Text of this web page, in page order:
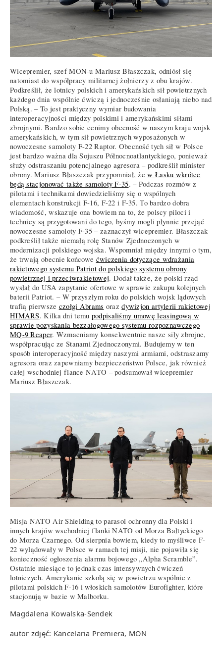
Wicepremier, szef MON-u Mariusz Błaszczak, odniósł się
natomiast do współpracy militarnej żołnierzy z obu krajów.
Podkreślił, że lotnicy polskich i amerykańskich sił powietrznych
każdego dnia wspólnie ćwiczą i jednocześnie osłaniają niebo nad
Polską. – To jest praktyczny wymiar budowania
interoperacyjności między polskimi i amerykańskimi siłami
zbrojnymi. Bardzo sobie cenimy obecność w naszym kraju wojsk
amerykańskich, w tym sił powietrznych wyposażonych w
nowoczesne samoloty F-22 Raptor. Obecność tych sił w Polsce
jest bardzo ważna dla Sojuszu Północnoatlantyckiego, ponieważ
służy odstraszaniu potencjalnego agresora – podkreślił minister
obrony. Mariusz Błaszczak przypomniał, żew Łasku wkrótce
będą stacjonować także samoloty F-35. – Podczas rozmów z
pilotami i technikami dowiedzieliśmy się o wspólnych
elementach konstrukcji F-16, F-22 i F-35. To bardzo dobra
wiadomość, wskazuje ona bowiem na to, że polscy piloci i
technicy są przygotowani do tego, byśmy mogli płynnie przejąć
nowoczesne samoloty F-35 – zaznaczył wicepremier. Błaszczak
podkreślił także niemałą rolę Stanów Zjednoczonych w
modernizacji polskiego wojska. Wspomniał między innymi o tym,
że trwają obecnie końcowe ćwiczenia dotyczące wdrażania
rakietowego systemu Patriot do polskiego systemu obrony
powietrznej i przeciwrakietowej. Dodał także, że polski rząd
wysłał do USA zapytanie ofertowe w sprawie zakupu kolejnych
baterii Patriot. – W przyszłym roku do polskich wojsk lądowych
trafią pierwsze czołgi Abrams orazdywizjon artylerii rakietowej
HIMARS. Kilka dni temu podpisaliśmy umowę leasingową w
sprawie pozyskania bezzałogowego systemu rozpoznawczego
MQ-9 Reaper. Wzmacniamy konsekwentnie nasze siły zbrojne,
współpracując ze Stanami Zjednoczonymi. Budujemy w ten
sposób interoperacyjność między naszymi armiami, odstraszamy
agresora oraz zapewniamy bezpieczeństwo Polsce, jak również
całej wschodniej flance NATO – podsumował wicepremier
Mariusz Błaszczak.
Misja NATO Air Shielding to parasol ochronny dla Polski i
innych krajów wschodniej flanki NATO od Morza Bałtyckiego
do Morza Czarnego. Od sierpnia bowiem, kiedy to myśliwce F-
22 wylądowały w Polsce w ramach tej misji, nie pojawiła się
konieczność ogłoszenia alarmu bojowego „Alpha Scramble”.
Ostatnie miesiące to jednak czas intensywnych ćwiczeń
lotniczych. Amerykanie szkolą się w powietrzu wspólnie z
pilotami polskich F-16 i włoskich samolotów Eurofighter, które
stacjonują w bazie w Malborku.
Magdalena Kowalska-Sendek
autor zdjęć: Kancelaria Premiera, MON